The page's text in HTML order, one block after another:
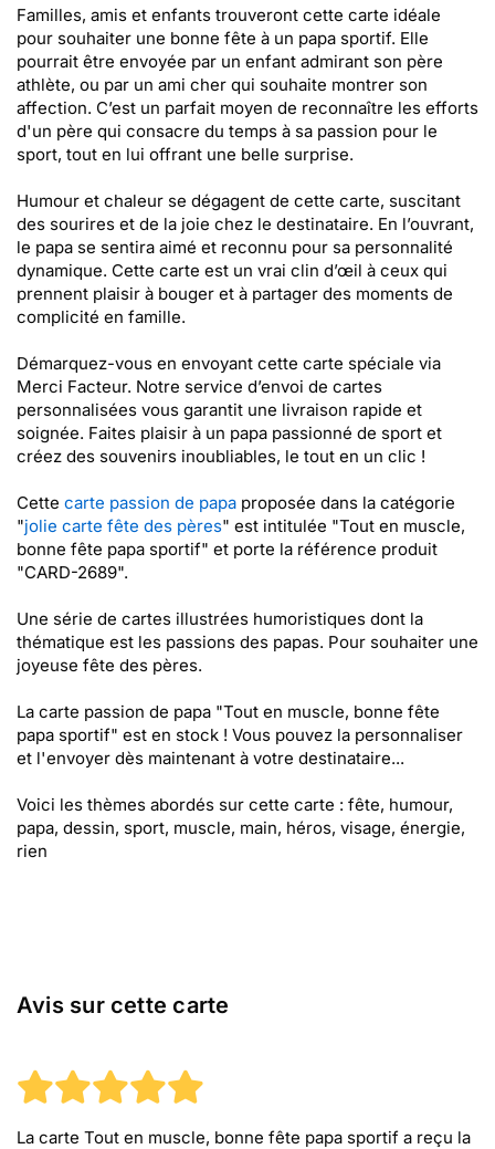
Familles, amis et enfants trouveront cette carte idéale
pour souhaiter une bonne fête à un papa sportif. Elle
pourrait être envoyée par un enfant admirant son père
athlète, ou par un ami cher qui souhaite montrer son
affection. C’est un parfait moyen de reconnaître les efforts
d'un père qui consacre du temps à sa passion pour le
sport, tout en lui offrant une belle surprise.
Humour et chaleur se dégagent de cette carte, suscitant
des sourires et de la joie chez le destinataire. En l’ouvrant,
le papa se sentira aimé et reconnu pour sa personnalité
dynamique. Cette carte est un vrai clin d’œil à ceux qui
prennent plaisir à bouger et à partager des moments de
complicité en famille.
Démarquez-vous en envoyant cette carte spéciale via
Merci Facteur. Notre service d’envoi de cartes
personnalisées vous garantit une livraison rapide et
soignée. Faites plaisir à un papa passionné de sport et
créez des souvenirs inoubliables, le tout en un clic !
Cette carte passion de papa proposée dans la catégorie
"jolie carte fête des pères" est intitulée "Tout en muscle,
bonne fête papa sportif" et porte la référence produit
"CARD-2689".
Une série de cartes illustrées humoristiques dont la
thématique est les passions des papas. Pour souhaiter une
joyeuse fête des pères.
La carte passion de papa "Tout en muscle, bonne fête
papa sportif" est en stock ! Vous pouvez la personnaliser
et l'envoyer dès maintenant à votre destinataire...
Voici les thèmes abordés sur cette carte : fête, humour,
papa, dessin, sport, muscle, main, héros, visage, énergie,
rien
Avis sur cette carte
La carte Tout en muscle, bonne fête papa sportif a reçu la